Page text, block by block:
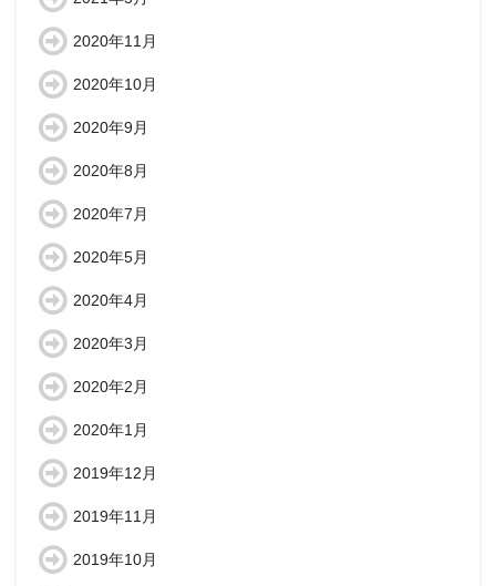
2020年11月
2020年10月
2020年9月
2020年8月
2020年7月
2020年5月
2020年4月
2020年3月
2020年2月
2020年1月
2019年12月
2019年11月
2019年10月